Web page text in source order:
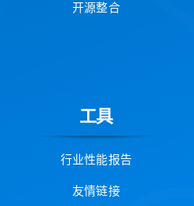
开源整合
工具
行业性能报告
友情链接